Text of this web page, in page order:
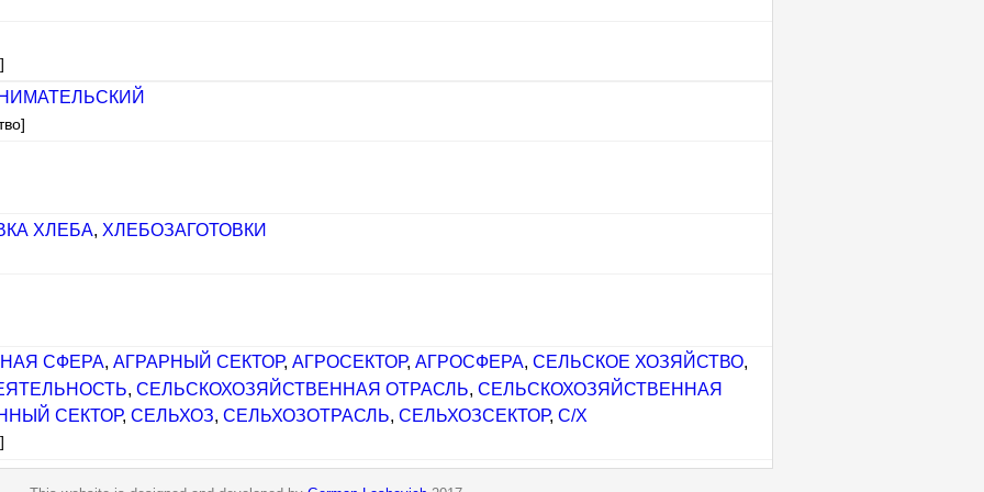
ХЛЕБА, ХЛЕБОЗАГОТОВКИ
СФЕРА, АГРАРНЫЙ СЕКТОР, АГРОСЕКТОР, АГРОСФЕРА, СЕЛЬСКОЕ ХОЗЯЙСТВО,
,СЕЛЬСКОХОЗЯЙСТВЕННАЯ ОТРАСЛЬ,СЕЛЬСКОХОЗЯЙСТВЕННАЯ
СЕКТОР,СЕЛЬХОЗ,СЕЛЬХОЗОТРАСЛЬ,СЕЛЬХОЗСЕКТОР,С/Х